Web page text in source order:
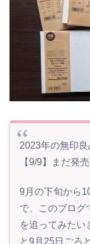
2023年の無印
【9/9】まだ発
9月の下旬から
で、このブログ
を追ってみたい
と9月25日ごろ